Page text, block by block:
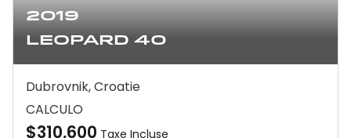
2019
Leopard 40
Dubrovnik, Croatie
CALCULO
$310,600 Taxe Incluse